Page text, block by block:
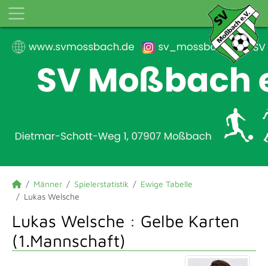
Männer Spielerstatistik
Ewige Tabelle
Lukas Welsche
Lukas Welsche : Gelbe Karten
(1.Mannschaft)